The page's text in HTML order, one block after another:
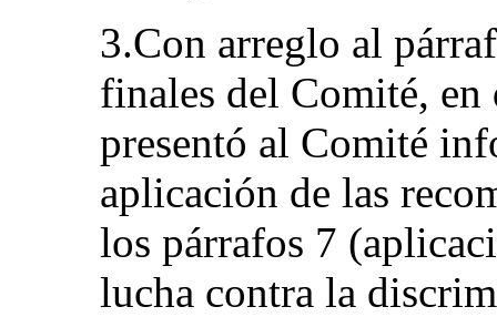
3.Con arreglo al
finales del Comité,
presentó al Comité
aplicación de las
los párrafos 7
lucha contra la